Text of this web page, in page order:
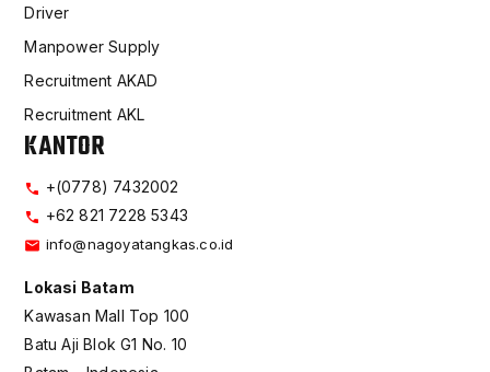
Driver
Manpower Supply
Recruitment AKAD
Recruitment AKL
KANTOR
+(0778) 7432002
+62 821 7228 5343
info@nagoyatangkas.co.id
Lokasi Batam
Kawasan Mall Top 100
Batu Aji Blok G1 No. 10